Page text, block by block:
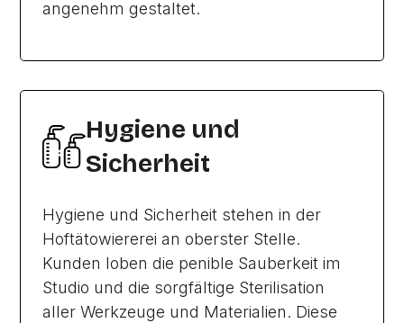
angenehm gestaltet.
Hygiene und
Sicherheit
Hygiene und Sicherheit stehen in der
Hoftätowiererei an oberster Stelle.
Kunden loben die penible Sauberkeit im
Studio und die sorgfältige Sterilisation
aller Werkzeuge und Materialien. Diese